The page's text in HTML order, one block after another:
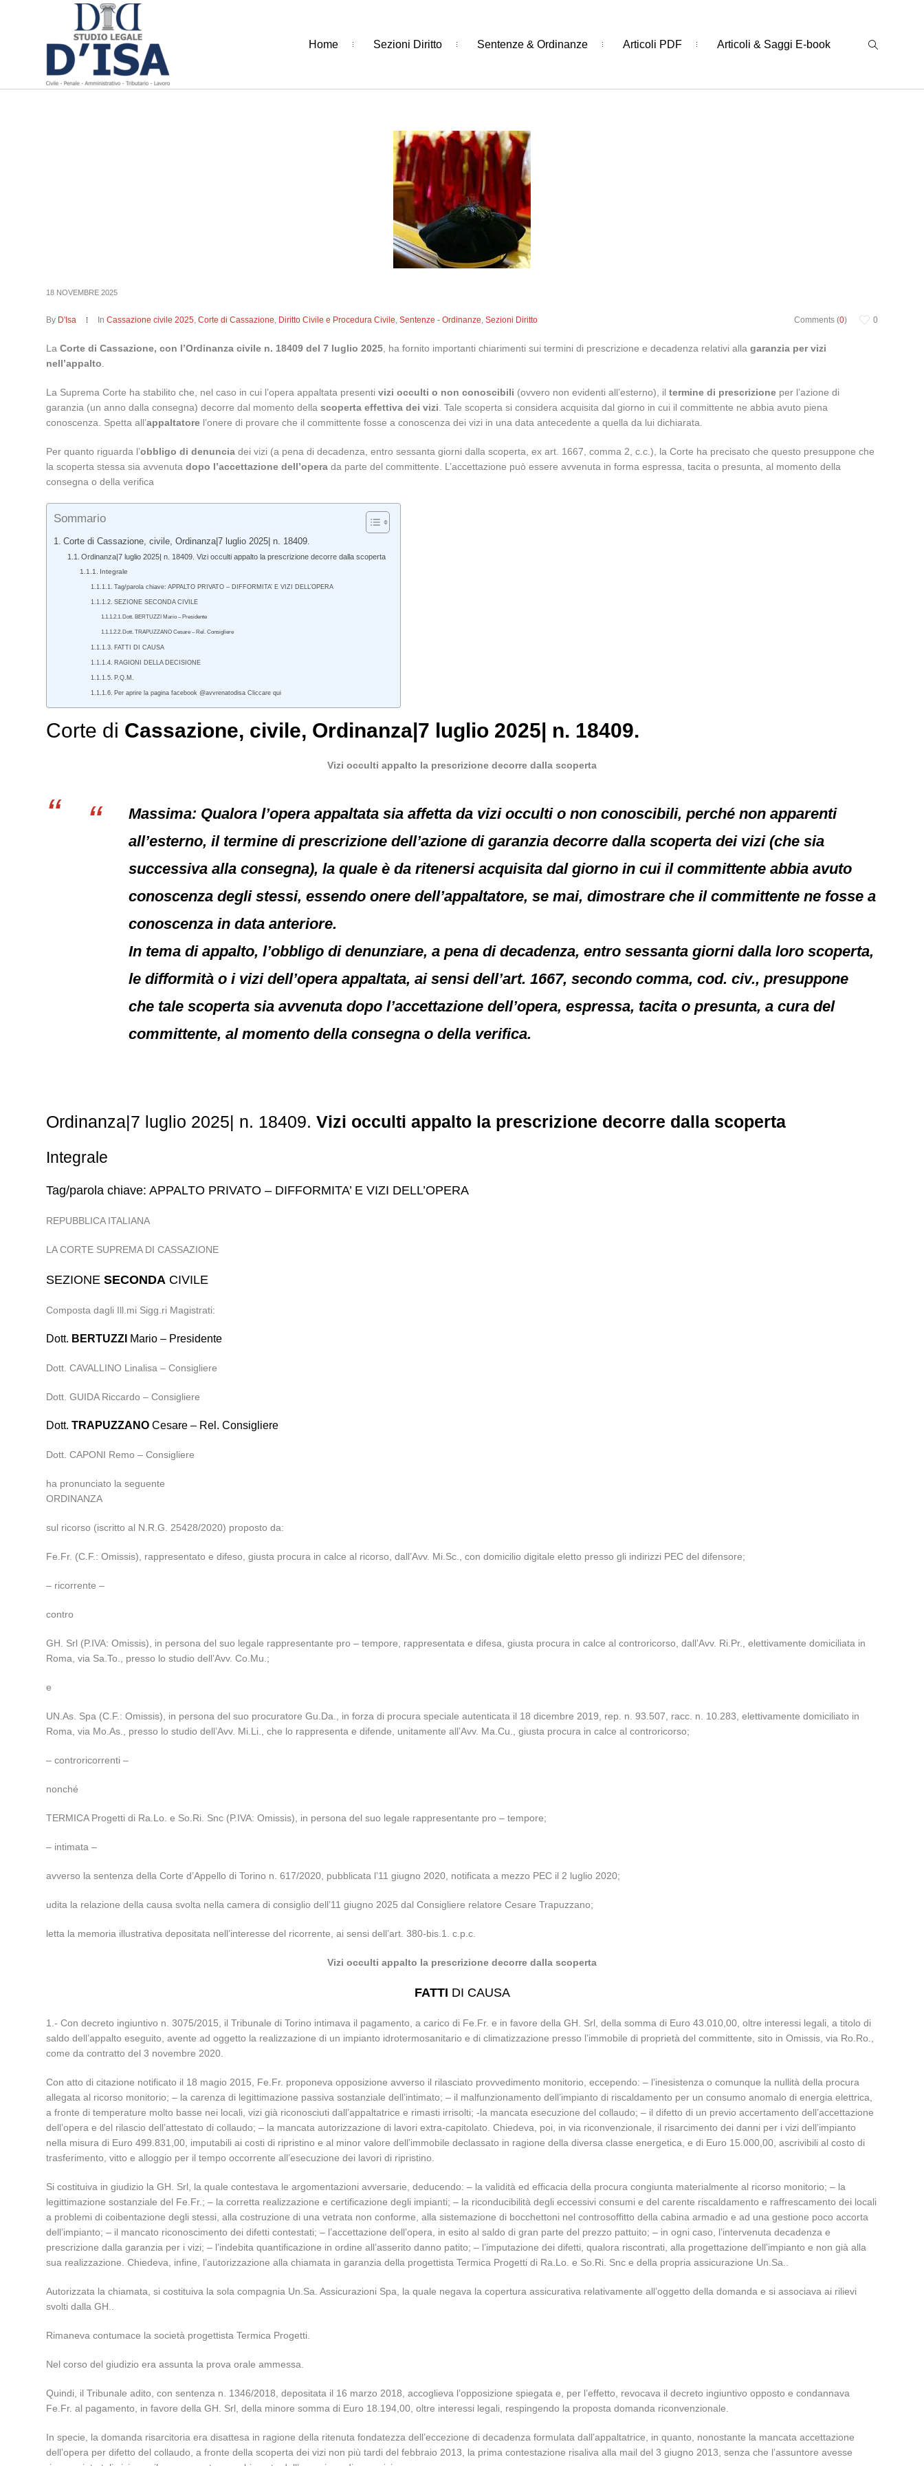
Home Sezioni Diritto Sentenze & Ordinanze Articoli PDF Articoli & Saggi E-book
18 NOVEMBRE 2025
Comments (0) 0
By D'Isa InCassazione civile 2025,Corte di Cassazione, Diritto Civile e Procedura Civile,Sentenze - Ordinanze,Sezioni Diritto
LaCorte di Cassazione, con l’Ordinanza civile n. 18409 del 7 luglio 2025 , ha fornito importanti chiarimenti sui termini di prescrizione e decadenza relativi allagaranzia per vizi
nell’appalto
La Suprema Corte ha stabilito che, nel caso in cui l’opera appaltata presentivizi occulti o non conoscibili (ovvero non evidenti all’esterno), iltermine di prescrizione per l’azione di
garanzia (un anno dalla consegna) decorre dal momento dellascoperta effettiva dei vizi . Tale scoperta si considera acquisita dal giorno in cui il committente ne abbia avuto piena
conoscenza. Spetta all’appaltatore l’onere di provare che il committente fosse a conoscenza dei vizi in una data antecedente a quella da lui dichiarata.
Per quanto riguarda l’obbligo di denuncia dei vizi (a pena di decadenza, entro sessanta giorni dalla scoperta, ex art. 1667, comma 2, c.c.), la Corte ha precisato che questo presuppone che
la scoperta stessa sia avvenutadopo l’accettazione dell’opera da parte del committente. L’accettazione può essere avvenuta in forma espressa, tacita o presunta, al momento della
consegna o della verifica
Sommario
Corte di Cassazione, civile, Ordinanza|7 luglio 2025| n. 18409.
Ordinanza|7 luglio 2025| n. 18409. Vizi occulti appalto la prescrizione decorre dalla scoperta
Integrale
Tag/parola chiave: APPALTO PRIVATO – DIFFORMITA’ E VIZI DELL’OPERA
SEZIONE SECONDA CIVILE
Dott. BERTUZZI Mario – Presidente
Dott. TRAPUZZANO Cesare – Rel. Consigliere
FATTI DI CAUSA
RAGIONI DELLA DECISIONE
P.Q.M.
Per aprire la pagina facebook @avvrenatodisa Cliccare qui
Corte di Cassazione, civile, Ordinanza|7 luglio 2025| n. 18409.
Vizi occulti appalto la prescrizione decorre dalla scoperta
Massima: Qualora l’opera appaltata sia affetta da vizi occulti o non conoscibili, perché non apparenti
all’esterno, il termine di prescrizione dell’azione di garanzia decorre dalla scoperta dei vizi (che sia
successiva alla consegna), la quale è da ritenersi acquisita dal giorno in cui il committente abbia avuto
conoscenza degli stessi, essendo onere dell’appaltatore, se mai, dimostrare che il committente ne fosse a
conoscenza in data anteriore.
In tema di appalto, l’obbligo di denunziare, a pena di decadenza, entro sessanta giorni dalla loro scoperta,
le difformità o i vizi dell’opera appaltata, ai sensi dell’art. 1667, secondo comma, cod. civ., presuppone
che tale scoperta sia avvenuta dopo l’accettazione dell’opera, espressa, tacita o presunta, a cura del
committente, al momento della consegna o della verifica.
Ordinanza|7 luglio 2025| n. 18409.Vizi occulti appalto la prescrizione decorre dalla scoperta
Integrale
Tag/parola chiave: APPALTO PRIVATO – DIFFORMITA’ E VIZI DELL’OPERA
REPUBBLICA ITALIANA
LA CORTE SUPREMA DI CASSAZIONE
SEZIONESECONDA CIVILE
Composta dagli Ill.mi Sigg.ri Magistrati:
Dott. BERTUZZI Mario – Presidente
Dott. CAVALLINO Linalisa – Consigliere
Dott. GUIDA Riccardo – Consigliere
Dott.TRAPUZZANO Cesare – Rel. Consigliere
Dott. CAPONI Remo – Consigliere
ha pronunciato la seguente
ORDINANZA
sul ricorso (iscritto al N.R.G. 25428/2020) proposto da:
Fe.Fr. (C.F.: Omissis), rappresentato e difeso, giusta procura in calce al ricorso, dall’Avv. Mi.Sc., con domicilio digitale eletto presso gli indirizzi PEC del difensore;
– ricorrente –
contro
GH. Srl (P.IVA: Omissis), in persona del suo legale rappresentante pro – tempore, rappresentata e difesa, giusta procura in calce al controricorso, dall’Avv. Ri.Pr., elettivamente domiciliata in
Roma, via Sa.To., presso lo studio dell’Avv. Co.Mu.;
e
UN.As. Spa (C.F.: Omissis), in persona del suo procuratore Gu.Da., in forza di procura speciale autenticata il 18 dicembre 2019, rep. n. 93.507, racc. n. 10.283, elettivamente domiciliato in
Roma, via Mo.As., presso lo studio dell’Avv. Mi.Li., che lo rappresenta e difende, unitamente all’Avv. Ma.Cu., giusta procura in calce al controricorso;
– controricorrenti –
nonché
TERMICA Progetti di Ra.Lo. e So.Ri. Snc (P.IVA: Omissis), in persona del suo legale rappresentante pro – tempore;
– intimata –
avverso la sentenza della Corte d’Appello di Torino n. 617/2020, pubblicata l’11 giugno 2020, notificata a mezzo PEC il 2 luglio 2020;
udita la relazione della causa svolta nella camera di consiglio dell’11 giugno 2025 dal Consigliere relatore Cesare Trapuzzano;
letta la memoria illustrativa depositata nell’interesse del ricorrente, ai sensi dell’art. 380-bis.1. c.p.c.
Vizi occulti appalto la prescrizione decorre dalla scoperta
FATTI DI CAUSA
1.- Con decreto ingiuntivo n. 3075/2015, il Tribunale di Torino intimava il pagamento, a carico di Fe.Fr. e in favore della GH. Srl, della somma di Euro 43.010,00, oltre interessi legali, a titolo di
saldo dell’appalto eseguito, avente ad oggetto la realizzazione di un impianto idrotermosanitario e di climatizzazione presso l’immobile di proprietà del committente, sito in Omissis, via Ro.Ro.,
come da contratto del 3 novembre 2020.
Con atto di citazione notificato il 18 magio 2015, Fe.Fr. proponeva opposizione avverso il rilasciato provvedimento monitorio, eccependo: – l’inesistenza o comunque la nullità della procura
allegata al ricorso monitorio; – la carenza di legittimazione passiva sostanziale dell’intimato; – il malfunzionamento dell’impianto di riscaldamento per un consumo anomalo di energia elettrica,
a fronte di temperature molto basse nei locali, vizi già riconosciuti dall’appaltatrice e rimasti irrisolti; -la mancata esecuzione del collaudo; – il difetto di un previo accertamento dell’accettazione
dell’opera e del rilascio dell’attestato di collaudo; – la mancata autorizzazione di lavori extra-capitolato. Chiedeva, poi, in via riconvenzionale, il risarcimento dei danni per i vizi dell’impianto
nella misura di Euro 499.831,00, imputabili ai costi di ripristino e al minor valore dell’immobile declassato in ragione della diversa classe energetica, e di Euro 15.000,00, ascrivibili al costo di
trasferimento, vitto e alloggio per il tempo occorrente all’esecuzione dei lavori di ripristino.
Si costituiva in giudizio la GH. Srl, la quale contestava le argomentazioni avversarie, deducendo: – la validità ed efficacia della procura congiunta materialmente al ricorso monitorio; – la
legittimazione sostanziale del Fe.Fr.; – la corretta realizzazione e certificazione degli impianti; – la riconducibilità degli eccessivi consumi e del carente riscaldamento e raffrescamento dei locali
a problemi di coibentazione degli stessi, alla costruzione di una vetrata non conforme, alla sistemazione di bocchettoni nel controsoffitto della cabina armadio e ad una gestione poco accorta
dell’impianto; – il mancato riconoscimento dei difetti contestati; – l’accettazione dell’opera, in esito al saldo di gran parte del prezzo pattuito; – in ogni caso, l’intervenuta decadenza e
prescrizione dalla garanzia per i vizi; – l’indebita quantificazione in ordine all’asserito danno patito; – l’imputazione dei difetti, qualora riscontrati, alla progettazione dell’impianto e non già alla
sua realizzazione. Chiedeva, infine, l’autorizzazione alla chiamata in garanzia della progettista Termica Progetti di Ra.Lo. e So.Ri. Snc e della propria assicurazione Un.Sa..
Autorizzata la chiamata, si costituiva la sola compagnia Un.Sa. Assicurazioni Spa, la quale negava la copertura assicurativa relativamente all’oggetto della domanda e si associava ai rilievi
svolti dalla GH..
Rimaneva contumace la società progettista Termica Progetti.
Nel corso del giudizio era assunta la prova orale ammessa.
Quindi, il Tribunale adito, con sentenza n. 1346/2018, depositata il 16 marzo 2018, accoglieva l’opposizione spiegata e, per l’effetto, revocava il decreto ingiuntivo opposto e condannava
Fe.Fr. al pagamento, in favore della GH. Srl, della minore somma di Euro 18.194,00, oltre interessi legali, respingendo la proposta domanda riconvenzionale.
In specie, la domanda risarcitoria era disattesa in ragione della ritenuta fondatezza dell’eccezione di decadenza formulata dall’appaltatrice, in quanto, nonostante la mancata accettazione
dell’opera per difetto del collaudo, a fronte della scoperta dei vizi non più tardi del febbraio 2013, la prima contestazione risaliva alla mail del 3 giugno 2013, senza che l’assuntore avesse